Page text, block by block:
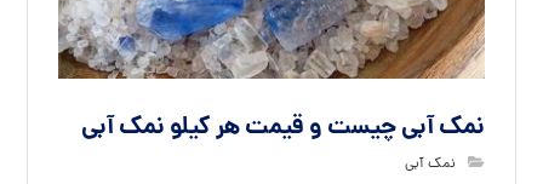
نمک آبی چیست و قیمت هر کیلو نمک آبی
نمک آبی